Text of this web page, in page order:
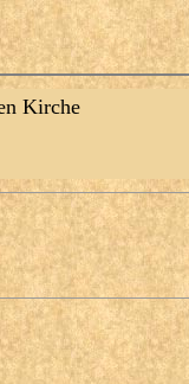
Kirche